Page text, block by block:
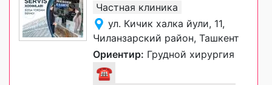
Частная клиника
ул. Кичик халка йули, 11,
Чиланзарский район, Ташкент
Ориентир: Грудной хирургия
☎